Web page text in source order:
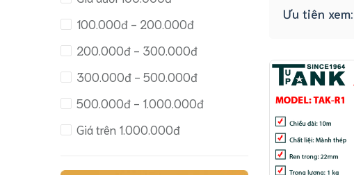
Ưu tiên xem:
100.000đ - 200.000đ
200.000đ - 300.000đ
300.000đ - 500.000đ
500.000đ - 1.000.000đ
Giá trên 1.000.000đ